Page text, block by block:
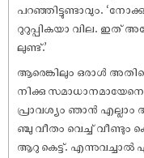
പറഞ്ഞിട്ടുണ്ടാവും.
റുറുപ്പികയാ വില. ഇത്
ലുണ്ട്.’
ആരെങ്കിലും ഒരാൾ
നിക്കു
പ്രാവശ്യം ഞാൻ എല്ലാം
ഞ്ചു വീതം വെച്ച് വീണ്ടും
ആറു കെട്ട്.